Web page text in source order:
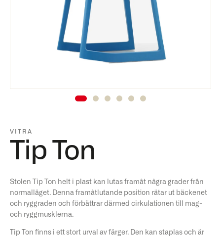
VITRA
Tip Ton
Stolen Tip Ton helt i plast kan lutas framåt några grader från
normalläget. Denna framåtlutande position rätar ut bäckenet
och ryggraden och förbättrar därmed cirkulationen till mag-
och ryggmusklerna.
Tip Ton finns i ett stort urval av färger. Den kan staplas och är